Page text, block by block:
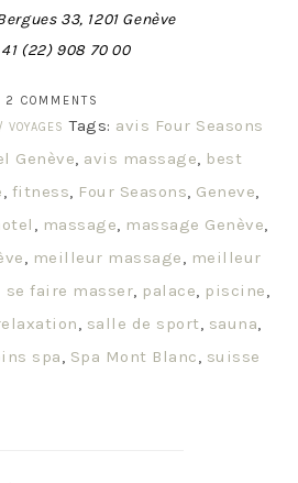
33, 1201 Genève
41 (22) 908 70 00
2 COMMENTS
VOYAGES Tags: avis Four Seasons
Genève, avis massage, best
, fitness, Four Seasons, Geneve,
, massage, massage Genève,
, meilleur massage, meilleur
se faire masser, palace, piscine,
, salle de sport, sauna,
spa, Spa Mont Blanc, suisse